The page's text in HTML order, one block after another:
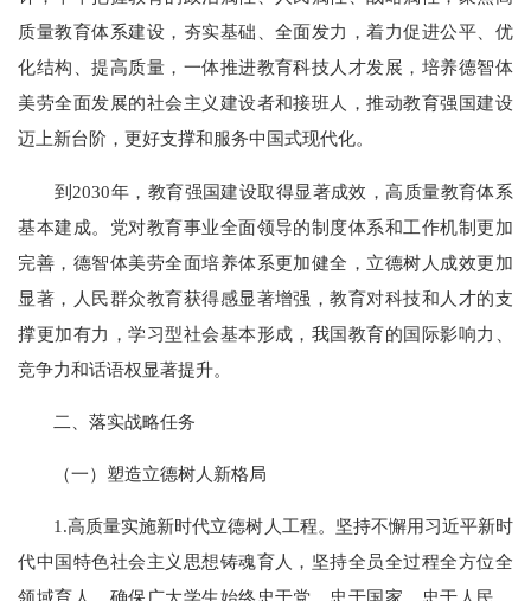
质量教育体系建设，夯实基础、全面发力，着力促进公平、优
化结构、提高质量，一体推进教育科技人才发展，培养德智体
美劳全面发展的社会主义建设者和接班人，推动教育强国建设
迈上新台阶，更好支撑和服务中国式现代化。
到2030年，教育强国建设取得显著成效，高质量教育体系
基本建成。党对教育事业全面领导的制度体系和工作机制更加
完善，德智体美劳全面培养体系更加健全，立德树人成效更加
显著，人民群众教育获得感显著增强，教育对科技和人才的支
撑更加有力，学习型社会基本形成，我国教育的国际影响力、
竞争力和话语权显著提升。
二、落实战略任务
（一）塑造立德树人新格局
1.高质量实施新时代立德树人工程。坚持不懈用习近平新时
代中国特色社会主义思想铸魂育人，坚持全员全过程全方位全